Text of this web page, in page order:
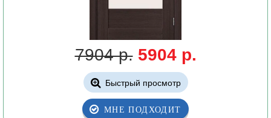
7904 р. 5904р.
Быстрый просмотр
МНЕ ПОДХОДИТ